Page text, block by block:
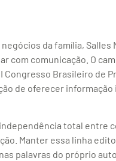
da família, Salles
com comunicação. O
Congresso Brasileiro de
de oferecer
independência total entre
Manter essa linha
palavras do próprio